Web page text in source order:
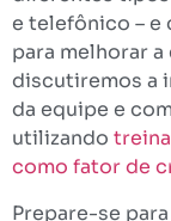
e telefônico – e
para melhorar
discutiremos a
da equipe e
utilizando
como fator de
Prepare-se